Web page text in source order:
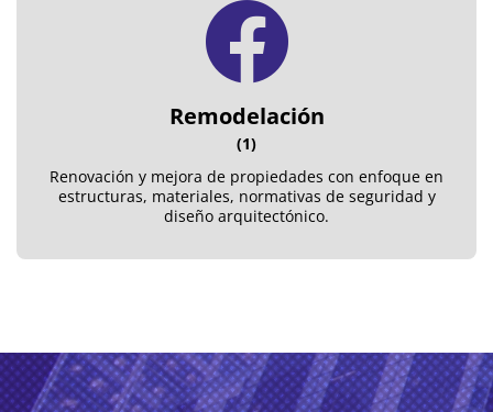
Remodelación
(1)
Renovación y mejora de propiedades con enfoque en
estructuras, materiales, normativas de seguridad y
diseño arquitectónico.